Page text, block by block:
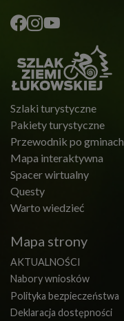
Szlaki turystyczne
Pakiety turystyczne
Przewodnik po gminach
Mapa interaktywna
Spacer wirtualny
Questy
Warto wiedzieć
Mapa strony
AKTUALNOŚCI
Nabory wniosków
Polityka bezpieczeństwa
Deklaracja dostępności